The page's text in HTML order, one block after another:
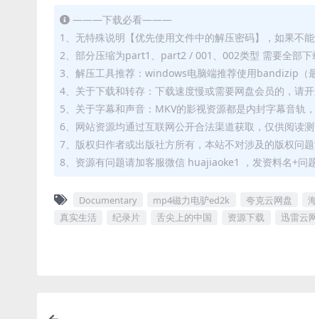
———下载必看———
1、无特殊说明【优先使用文件中的解压密码】，如果不
2、部分压缩为part1、part2 / 001、002类型 需要全部下
3、解压工具推荐：windows电脑端推荐使用bandizip（
4、关于下载和转存：下载速度慢或需要网盘会员的，请
5、关于字幕和声音：MKV的影视资源都是内封字幕音轨
6、网站资源均通过互联网公开合法渠道获取，仅供阅读
7、版权归作者或出版社方所有，本站不对涉及的版权问
8、资源有问题请加客服微信 huajiaoke1 ，发资料名+问
Documentary mp4磁力电驴ed2k 夸克云网盘
真实生活
纪录片 舌尖上的中国 资源下载 迅雷云